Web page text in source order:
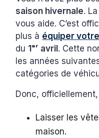
saison hivernale.
vous aide. C’est
plus à équiper
du 1ᵉʳ avril . Cette
les années
catégories de
Donc,
Laisser les
maison.